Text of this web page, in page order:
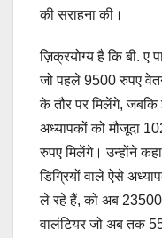
की सराहना की।
ज़िक्रयोग्य है कि बी. ए
जो पहले 9500 रुपए
के तौर पर मिलेंगे, जबकि
अध्यापकों को मौजूदा
रुपए मिलेंगे। उन्होंने
डिग्रियों वाले ऐसे
ले रहे हैं, को अब 23500
वालंटियर जो अब तक